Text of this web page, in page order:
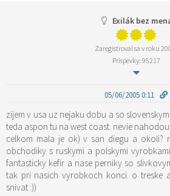
Exilák bez
Zaregistroval sa v roku
Príspevky: 95217
05/06/2005 0:11
zijem v usa uz nejaku dobu a so
teda aspon tu na west coast. nevie
celkom mala je ok) v san diegu a okoli?
obchodiky s ruskymi a polskymi
fantasticky kefir a nase perniky so
tak pri nasich vyrobkoch konci. o treske
snivat :))